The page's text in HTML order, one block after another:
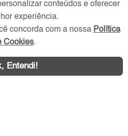
Sociais
conteúdos e oferecer
experiência.
concorda com a nossa Política
Cookies.
Entendi!